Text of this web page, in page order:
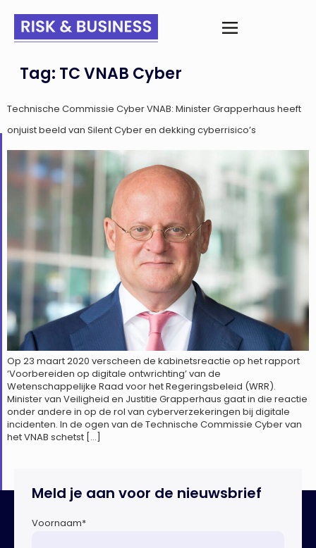
Tag: TC VNAB Cyber
Technische Commissie Cyber VNAB: Minister Grapperhaus heeft
onjuist beeld van Silent Cyber en dekking cyberrisico’s
Op 23 maart 2020 verscheen de kabinetsreactie op het rapport
‘Voorbereiden op digitale ontwrichting’ van de
Wetenschappelijke Raad voor het Regeringsbeleid (WRR).
Minister van Veiligheid en Justitie Grapperhaus gaat in die reactie
onder andere in op de rol van cyberverzekeringen bij digitale
incidenten. In de ogen van de Technische Commissie Cyber van
het VNAB schetst […]
Meld je aan voor de nieuwsbrief
Voornaam*